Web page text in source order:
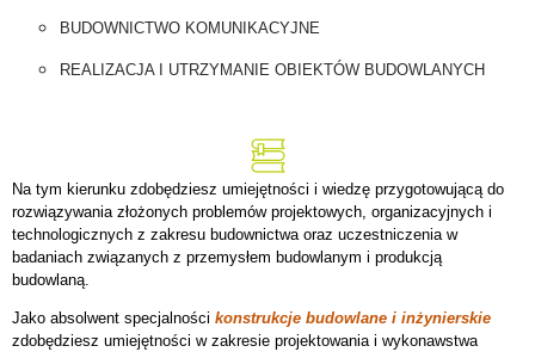
BUDOWNICTWO KOMUNIKACYJNE
REALIZACJA I UTRZYMANIE OBIEKTÓW BUDOWLANYCH
Na tym kierunku zdobędziesz umiejętności i wiedzę przygotowującą do
rozwiązywania złożonych problemów projektowych, organizacyjnych i
technologicznych z zakresu budownictwa oraz uczestniczenia w
badaniach związanych z przemysłem budowlanym i produkcją
budowlaną.
Jako absolwent specjalności konstrukcje budowlane i inżynierskie
zdobędziesz umiejętności w zakresie projektowania i wykonawstwa